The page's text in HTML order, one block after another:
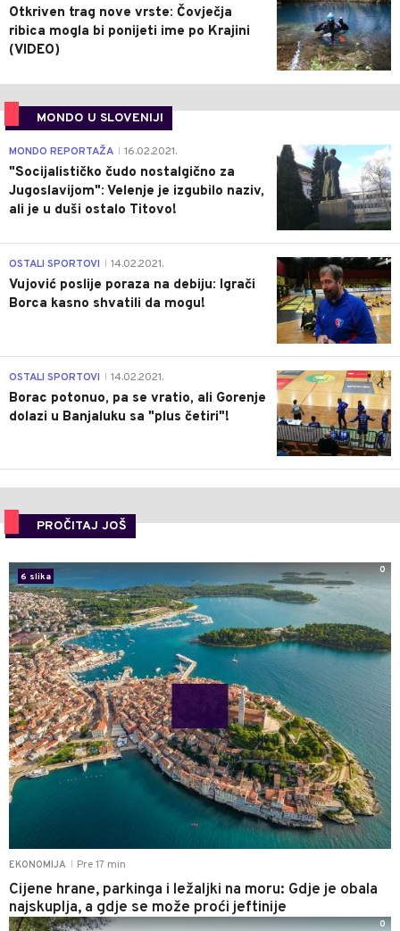
Otkriven trag nove vrste: Čovječja
ribica mogla bi ponijeti ime po Krajini
(VIDEO)
MONDO U SLOVENIJI
4
MONDO REPORTAŽA 16.02.2021.
"Socijalističko čudo nostalgično za
Jugoslavijom": Velenje je izgubilo naziv,
ali je u duši ostalo Titovo!
1
OSTALI SPORTOVI 14.02.2021.
Vujović poslije poraza na debiju: Igrači
Borca kasno shvatili da mogu!
3
OSTALI SPORTOVI 14.02.2021.
Borac potonuo, pa se vratio, ali Gorenje
dolazi u Banjaluku sa "plus četiri"!
PROČITAJ JOŠ
EKONOMIJA Pre 17 min
Cijene hrane, parkinga i ležaljki na moru: Gdje je obala
najskuplja, a gdje se može proći jeftinije
6 slika
0
0